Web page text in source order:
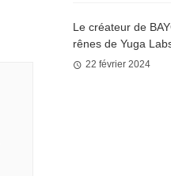
Le créateur de
rênes de Yuga
22 février 2024